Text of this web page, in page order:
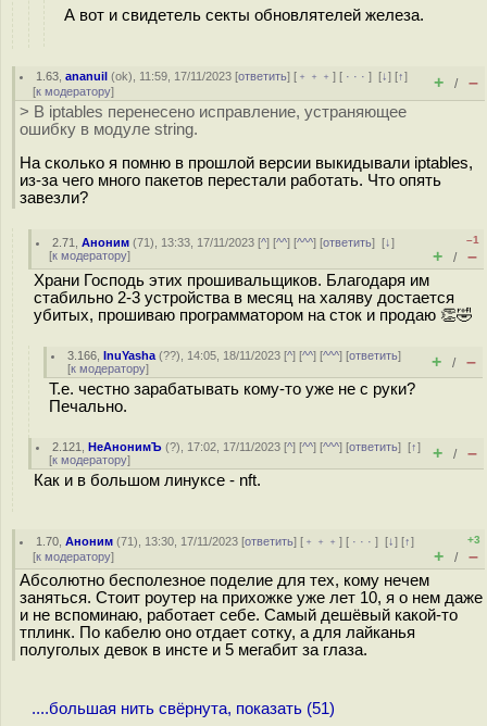
А вот и свидетель секты обновлятелей железа.
1.63 ,ananuil (ok), 11:59, 17/11/2023 [ответить] [ ﹢﹢﹢] [ · · ·][↓] [↑]
[к модератору] + / –
> В iptables перенесено исправление, устраняющее
ошибку в модуле string.
На сколько я помню в прошлой версии выкидывали iptables,
из-за чего много пакетов перестали работать. Что опять
завезли?
2.71 ,Аноним (71), 13:33, 17/11/2023 [^] [^^] [^^^] [ответить][↓]
[к модератору]
–1
+ / –
Храни Господь этих прошивальщиков. Благодаря им
стабильно 2-3 устройства в месяц на халяву достается
убитых, прошиваю программатором на сток и продаю 👏🤣
3.166 ,InuYasha (??), 14:05, 18/11/2023 [^] [^^] [^^^] [ответить]
[к модератору] + / –
Т.е. честно зарабатывать кому-то уже не с руки?
Печально.
2.121 ,НеАнонимЪ (?), 17:02, 17/11/2023 [^] [^^] [^^^] [ответить][↑]
[к модератору] + / –
Как и в большом линуксе - nft.
1.70 ,Аноним (71), 13:30, 17/11/2023 [ответить] [ ﹢﹢﹢] [ · · ·][↓] [↑]
[к модератору]
+3
+ / –
Абсолютно бесполезное поделие для тех, кому нечем
заняться. Стоит роутер на прихожке уже лет 10, я о нем даже
и не вспоминаю, работает себе. Самый дешёвый какой-то
тплинк. По кабелю оно отдает сотку, а для лайканья
полуголых девок в инсте и 5 мегабит за глаза.
....большая нить свёрнута, показать (51)